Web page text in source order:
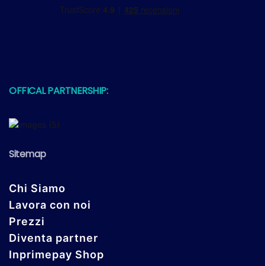
OFFICAL PARTNERSHIP:
Sitemap
Chi Siamo
Lavora con noi
Prezzi
Diventa partner
Inprimepay Shop